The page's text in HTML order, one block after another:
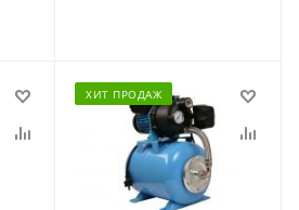
ХИТ ПРОДАЖ